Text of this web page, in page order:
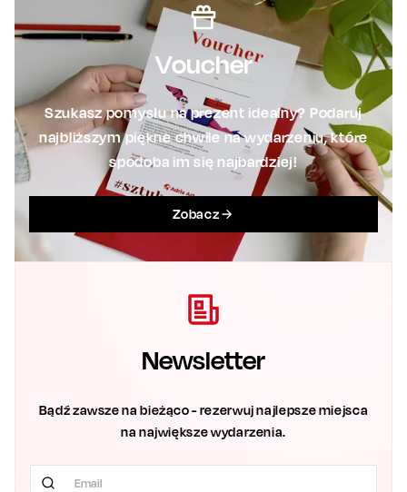
Voucher
Szukasz pomysłu na prezent idealny? Podaruj
najbliższym piękne chwile na wydarzeniu, które
spodoba im się najbardziej!
Zobacz
Newsletter
Bądź zawsze na bieżąco - rezerwuj najlepsze miejsca
na największe wydarzenia.